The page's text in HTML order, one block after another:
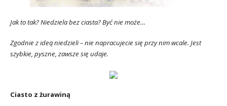
Jak to tak? Niedziela bez ciasta? Być nie może…
Zgodnie z ideą niedzieli – nie napracujecie się przy nim wcale. Jest
szybkie, pyszne, zawsze się udaje.
Ciasto z żurawiną